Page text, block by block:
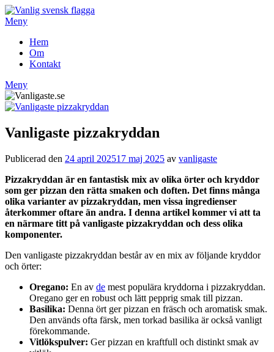
Hoppa
till
Meny
Hem
Om
Kontakt
Meny
Vanligaste pizzakryddan
Publicerad den 24 april 202517 maj 2025 av vanligaste
Pizzakryddan är en fantastisk mix av olika örter och kryddor
som ger pizzan den rätta smaken och doften. Det finns många
olika varianter av pizzakryddan, men vissa ingredienser
återkommer oftare än andra. I denna artikel kommer vi att ta
en närmare titt på vanligaste pizzakryddan och dess olika
komponenter.
Den vanligaste pizzakryddan består av en mix av följande kryddor
och örter:
Oregano: En av de mest populära kryddorna i pizzakryddan.
Oregano ger en robust och lätt pepprig smak till pizzan.
Basilika: Denna ört ger pizzan en fräsch och aromatisk smak.
Den används ofta färsk, men torkad basilika är också vanligt
förekommande.
Vitlökspulver: Ger pizzan en kraftfull och distinkt smak av